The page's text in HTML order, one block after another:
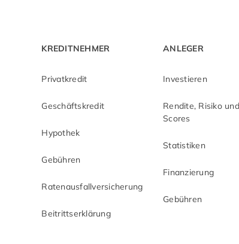
KREDITNEHMER
Privatkredit
Geschäftskredit
Hypothek
Gebühren
Ratenausfallversicherung
Beitrittserklärung
ANLEGER
Investieren
Rendite, Risiko und
Scores
Statistiken
Finanzierung
Gebühren